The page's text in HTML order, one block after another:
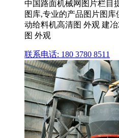
中国路面机械网图片栏目
图库,专业的产品图片图库
动给料机高清图 外观 建
图 外观
联系电话: 180 3780 8511